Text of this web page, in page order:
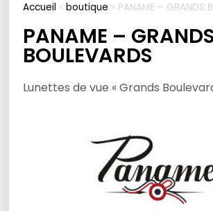
Accueil »boutique » PANAME – GRANDS
PANAME – GRANDS
BOULEVARDS
Lunettes de vue « Grands